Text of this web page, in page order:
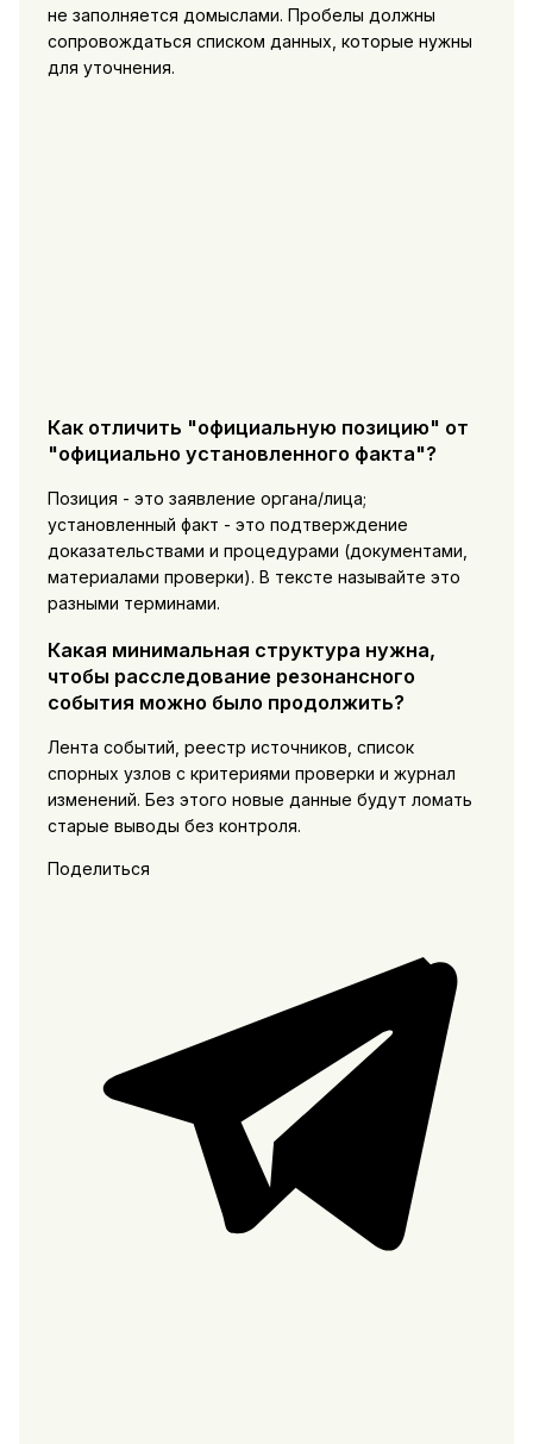
не заполняется домыслами. Пробелы должны
сопровождаться списком данных, которые нужны
для уточнения.
Как отличить "официальную позицию" от
"официально установленного факта"?
Позиция - это заявление органа/лица;
установленный факт - это подтверждение
доказательствами и процедурами (документами,
материалами проверки). В тексте называйте это
разными терминами.
Какая минимальная структура нужна,
чтобы расследование резонансного
события можно было продолжить?
Лента событий, реестр источников, список
спорных узлов с критериями проверки и журнал
изменений. Без этого новые данные будут ломать
старые выводы без контроля.
Поделиться